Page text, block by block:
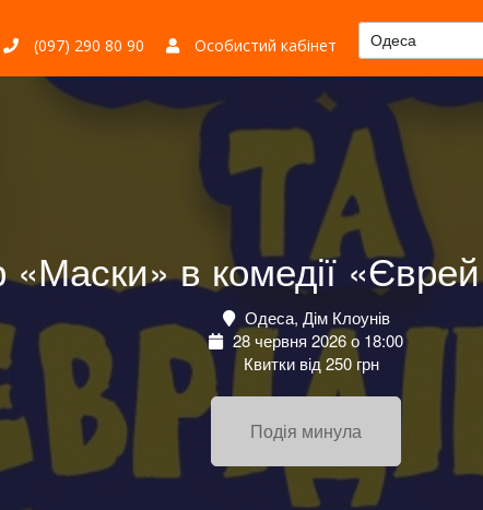
(097) 290 80 90 Особистий кабінет Одеса
«Маски» в комедії «Єврей
Одеса, Дім Клоунів
28 червня 2026 о 18:00
Квитки від 250 грн
Подія минула